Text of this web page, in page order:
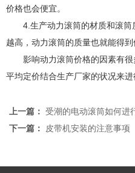
价格也会便宜。
4.生产动力滚筒的材质和滚筒
越高，动力滚筒的质量也就能得到
影响动力滚筒价格的因素有很
平均定价结合生产厂家的状况来进
上一篇： 受潮的电动滚筒如何进
下一篇：
皮带机安装的注意事项